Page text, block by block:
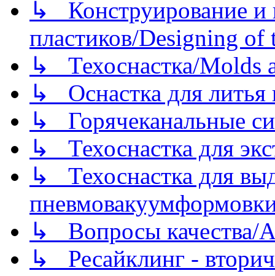
↳ Конструирование и
пластиков/Designing of
↳ Техоснастка/Molds
↳ Оснастка для литья
↳ Горячеканальные
↳ Техоснастка для
↳ Техоснастка для
↳ Вопросы качества/
↳ Ресайклинг -